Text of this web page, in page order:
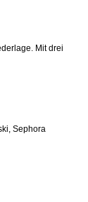
Mit drei
Sephora